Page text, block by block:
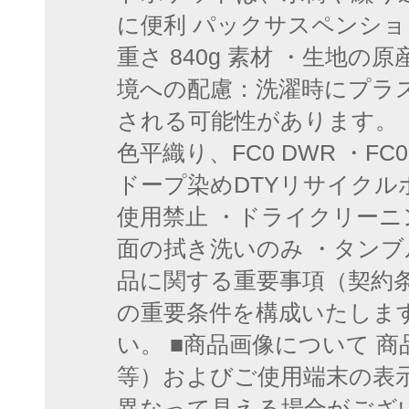
に便利 パックサスペンシ
重さ 840g 素材 ・生地の原
境への配慮：洗濯時にプ
される可能性があります。
色平織り、FC0 DWR ・
ドープ染めDTYリサイク
使用禁止 ・ドライクリー
面の拭き洗いのみ ・タン
品に関する重要事項（契約
の重要条件を構成いたしま
い。 ■商品画像について 商
等）およびご使用端末の表